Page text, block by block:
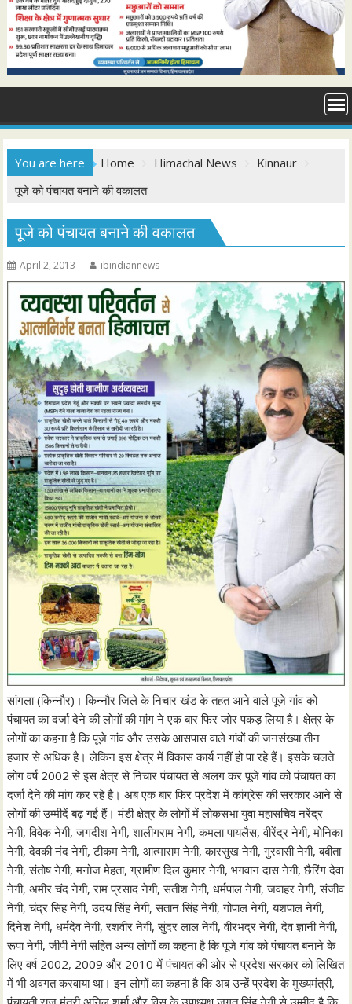
You are here Home Himachal News
Kinnaur
पूजे को पंचायत बनाने की वकालत
पूजे को पंचायत बनाने की वकालत
April 2, 2013 ibindiannews
सांगला (किन्नौर)। किन्नौर जिले के निचार खंड के तहत आने वाले पूजे गांव को
पंचायत का दर्जा देने की लोगों की मांग ने एक बार फिर जोर पकड़ लिया है। क्षेत्र के
लोगों का कहना है कि पूजे गांव और उसके आसपास वाले गांवों की जनसंख्या तीन
हजार से अधिक है। लेकिन इस क्षेत्र में विकास कार्य नहीं हो पा रहे हैं। इसके चलते
लोग वर्ष 2002 से इस क्षेत्र से निचार पंचायत से अलग कर पूजे गांव को पंचायत का
दर्जा देने की मांग कर रहे है। अब एक बार फिर प्रदेश में कांग्रेस की सरकार आने से
लोगों की उम्मीदें बढ़ गई हैं। मंडी क्षेत्र के लोगों में लोकसभा युवा महासचिव नरेंद्र
नेगी, विवेक नेगी, जगदीश नेगी, शालीगराम नेगी, कमला पायलैस, वीरेंद्र नेगी, मोनिका
नेगी, देवकी नंद नेगी, टीकम नेगी, आत्माराम नेगी, कारसुख नेगी, गुरवासी नेगी, बबीता
नेगी, संतोष नेगी, मनोज मेहता, ग्रामीण दिल कुमार नेगी, भगवान दास नेगी, छैरिंग देवा
नेगी, अमीर चंद नेगी, राम प्रसाद नेगी, सतीश नेगी, धर्मपाल नेगी, जवाहर नेगी, संजीव
नेगी, चंद्र सिंह नेगी, उदय सिंह नेगी, सतान सिंह नेगी, गोपाल नेगी, यशपाल नेगी,
दिनेश नेगी, धर्मदेव नेगी, रशवीर नेगी, सुंदर लाल नेगी, वीरभद्र नेगी, देव ज्ञानी नेगी,
रूपा नेगी, जीपी नेगी सहित अन्य लोगों का कहना है कि पूजे गांव को पंचायत बनाने के
लिए वर्ष 2002, 2009 और 2010 में पंचायत की ओर से प्रदेश सरकार को लिखित
में भी अवगत करवाया था। इन लोगों का कहना है कि अब उन्हें प्रदेश के मुख्यमंत्री,